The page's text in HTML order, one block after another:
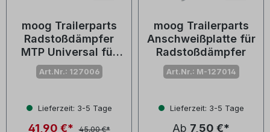
moog Trailerparts
Radstoßdämpfer
MTP Universal für
BPW/Peitz bis 1500
kg
Art.Nr.: 127006
Lieferzeit: 3-5 Tage
41,90 €* 45,00 €*
moog Trailerparts
Anschweißplatte für
Radstoßdämpfer
Art.Nr.: M-127014
Lieferzeit: 3-5 Tage
Ab 7,50 €*